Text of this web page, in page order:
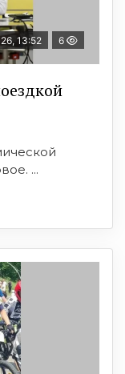
13:52 6
...